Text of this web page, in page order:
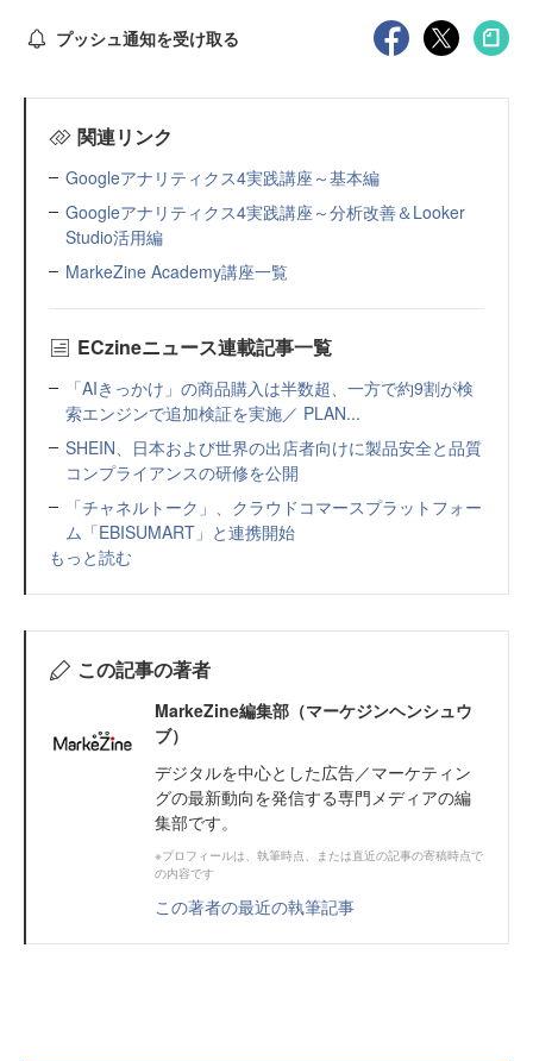
プッシュ通知を受け取る
関連リンク
Googleアナリティクス4実践講座～基本編
Googleアナリティクス4実践講座～分析改善＆Looker
Studio活用編
MarkeZine Academy講座一覧
ECzineニュース連載記事一覧
「AIきっかけ」の商品購入は半数超、一方で約9割が検
索エンジンで追加検証を実施／ PLAN...
SHEIN、日本および世界の出店者向けに製品安全と品質
コンプライアンスの研修を公開
「チャネルトーク」、クラウドコマースプラットフォー
ム「EBISUMART」と連携開始
もっと読む
この記事の著者
MarkeZine編集部（マーケジンヘンシュウ
ブ）
デジタルを中心とした広告／マーケティン
グの最新動向を発信する専門メディアの編
集部です。
※プロフィールは、執筆時点、または直近の記事の寄稿時点で
の内容です
この著者の最近の執筆記事